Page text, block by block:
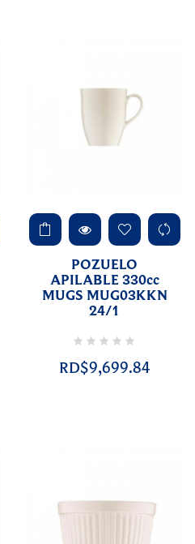
POZUELO
APILABLE 330cc
MUGS MUG03KKN
24/1
RD$9,699.84